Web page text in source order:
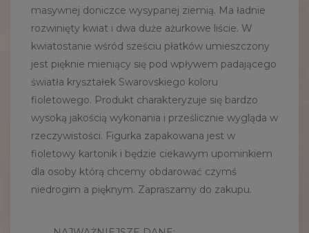
masywnej doniczce wysypanej ziemią. Ma ładnie
rozwinięty kwiat i dwa duże ażurkowe liście. W
kwiatostanie wśród sześciu płatków umieszczony
jest pięknie mieniący się pod wpływem padającego
światła kryształek Swarovskiego koloru
fioletowego. Produkt charakteryzuje się bardzo
wysoką jakością wykonania i prześlicznie wygląda w
rzeczywistości. Figurka zapakowana jest w
fioletowy kartonik i będzie ciekawym upominkiem
dla osoby którą chcemy obdarować czymś
niedrogim a pięknym. Zapraszamy do zakupu.